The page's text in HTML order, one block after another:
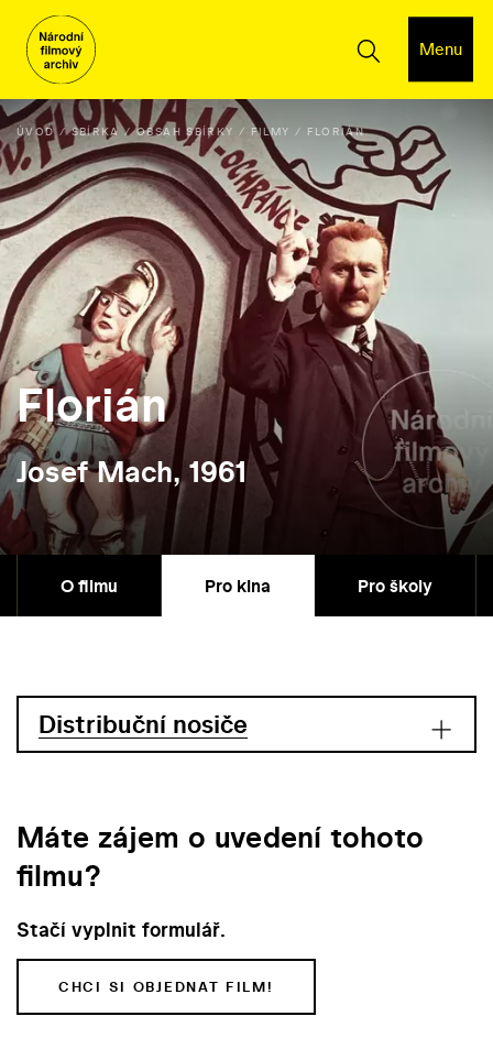
Menu
ÚVOD SBÍRKA OBSAH SBÍRKY FILMY FLORIÁN
Florián
Josef Mach, 1961
O filmu Pro kina Pro školy
Distribuční nosiče
Máte zájem o uvedení tohoto
filmu?
Stačí vyplnit formulář.
CHCI SI OBJEDNAT FILM!